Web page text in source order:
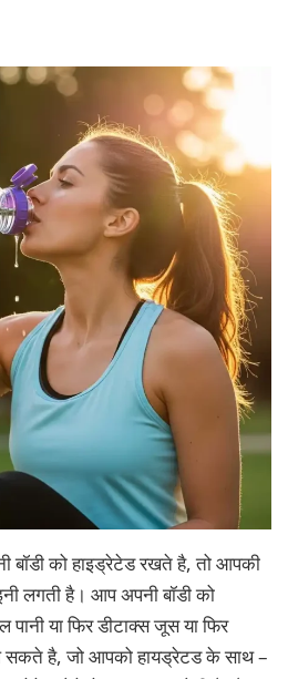
बॉडी को हाइड्रेटेड रखते है, तो आपकी
लगती है। आप अपनी बॉडी को
या फिर डीटाक्स जूस या फिर
सकते है, जो आपको हायड्रेटड के साथ –